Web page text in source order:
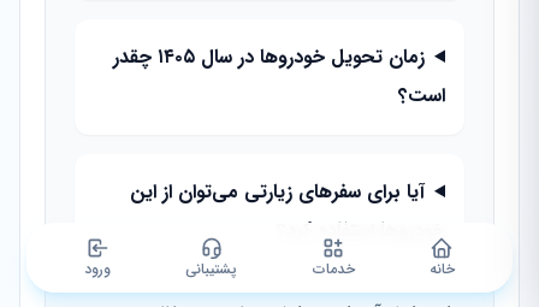
زمان تحویل خودروها در سال ۱۴۰۵ چقدر
است؟
آیا برای سفرهای زیارتی می‌توان از این
خودروها استفاده کرد؟
خانه خدمات پشتیبانی ورود